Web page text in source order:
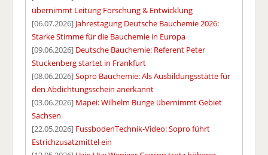
übernimmt Leitung Forschung & Entwicklung
[06.07.2026] Jahrestagung Deutsche Bauchemie 2026:
Starke Stimme für die Bauchemie in Europa
[09.06.2026] Deutsche Bauchemie: Referent Peter
Stuckenberg startet in Frankfurt
[08.06.2026]Sopro Bauchemie: Als Ausbildungsstätte für
den Abdichtungsschein anerkannt
[03.06.2026] Mapei: Wilhelm Bunge übernimmt Gebiet
Sachsen
[22.05.2026] FussbodenTechnik-Video: Sopro führt
Estrichzusatzmittel ein